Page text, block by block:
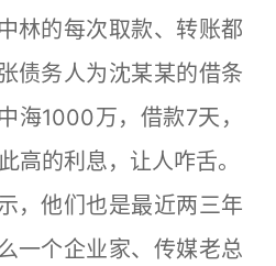
林的每次取款、转账都
债务人为沈某某的借条
海1000万，借款7天，
高的利息，让人咋舌。
他们也是最近两三年
一个企业家、传媒老总